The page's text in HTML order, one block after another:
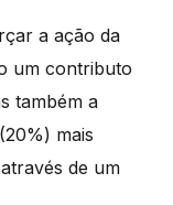
a ação da
um contributo
também a
mais
de um